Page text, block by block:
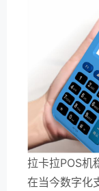
拉卡拉POS机
在当今数字化